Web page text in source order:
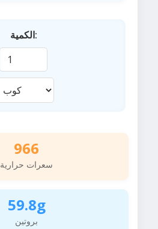
الكمية:
966
سعرات حرارية
59.8g
بروتين